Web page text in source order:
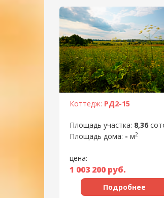
Коттедж: РД2-15
Площадь участка: 8,36
Площадь дома: - м2
цена:
1 003 200 руб.
Подробнее